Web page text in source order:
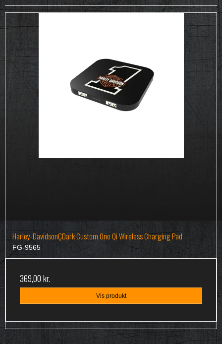
Harley-DavidsonÇDark Custom One Qi Wireless Charging Pad
FG-9565
369,00 kr.
Vis produkt